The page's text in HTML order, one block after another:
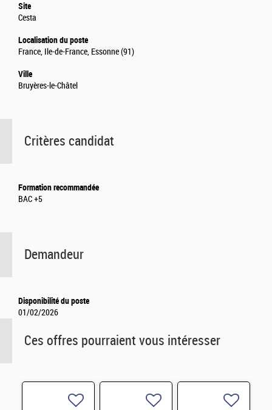
Site
Cesta
Localisation du poste
France, Ile-de-France, Essonne (91)
Ville
Bruyères-le-Châtel
Critères candidat
Formation recommandée
BAC +5
Demandeur
Disponibilité du poste
01/02/2026
Ces offres pourraient vous intéresser